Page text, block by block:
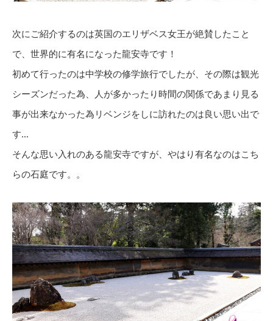
次にご紹介するのは英国のエリザベス女王が絶賛したこと
で、世界的に有名になった龍安寺です！
初めて行ったのは中学校の修学旅行でしたが、その際は観光
シーズンだった為、人が多かったり時間の関係であまり見る
事が出来なかった為リベンジをしに訪れたのは良い思い出で
す…
そんな思い入れのある龍安寺ですが、やはり有名なのはこち
らの石庭です。。